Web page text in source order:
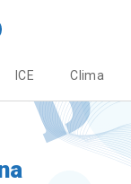
ICE Clima